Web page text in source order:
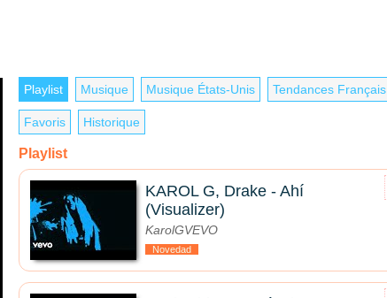
Playlist Musique Musique États-Unis Tendances Français
Favoris Historique
Playlist
KAROL G, Drake - Ahí
(Visualizer)
KarolGVEVO
Novedad